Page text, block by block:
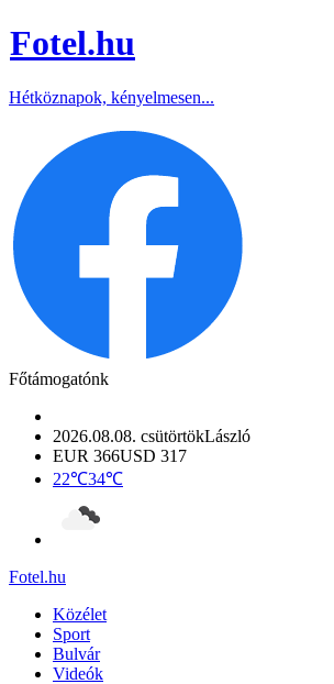
Fotel.hu
Hétköznapok, kényelmesen...
Főtámogatónk
2026.08.08. csütörtökLászló
EUR 366USD 317
22℃34℃
Fotel.hu
Közélet
Sport
Bulvár
Videók